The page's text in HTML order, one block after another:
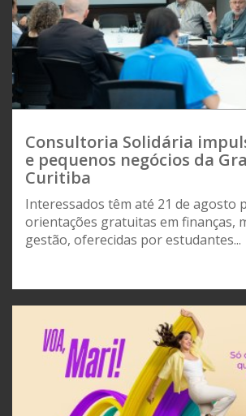
Consultoria Solidária
e pequenos negócios da
Curitiba
Interessados têm até 21 de agosto
orientações gratuitas em finanças,
gestão, oferecidas por estudantes...